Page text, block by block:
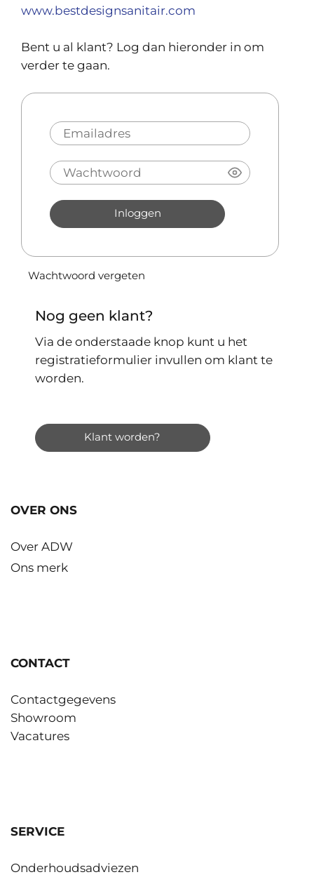
www.bestdesignsanitair.com
Bent u al klant? Log dan hieronder in om
verder te gaan.
Inloggen
Wachtwoord vergeten
Nog geen klant?
Via de onderstaade knop kunt u het
registratieformulier invullen om klant te
worden.
Klant worden?
OVER ONS
Over ADW
Ons merk
CONTACT
Contactgegevens
Showroom
Vacatures
SERVICE
Onderhoudsadviezen